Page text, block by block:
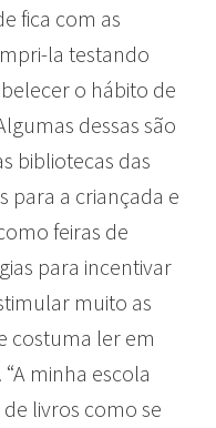
fica com as
la testando
o hábito de
dessas são
bibliotecas das
para a criançada e
feiras de
para incentivar
muito as
costuma ler em
minha escola
livros como se